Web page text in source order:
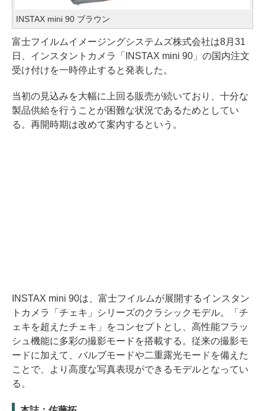
INSTAX mini 90 ブラウン
富士フイルムイメージングシステムズ株式会社は8月31
日、インスタントカメラ「INSTAX mini 90」の国内注文
受け付けを一時停止すると発表した。
当初の見込みを大幅に上回る販売が続いており、十分な
製品供給を行うことが困難な状況であるためとしてい
る。再開時期は改めて案内するという。
INSTAX mini 90は、富士フイルムが展開するインスタン
トカメラ「チェキ」シリーズのクラシックモデル。「チ
ェキを超えたチェキ」をコンセプトとし、高性能フラッ
シュ機能に多彩の撮影モードを搭載する。従来の撮影モ
ードに加えて、バルブモードや二重露光モードを備えた
ことで、より高度な写真表現ができるモデルとなってい
る。